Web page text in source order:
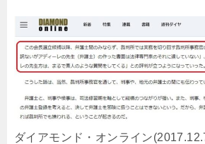
ダイアモンド・オンライン